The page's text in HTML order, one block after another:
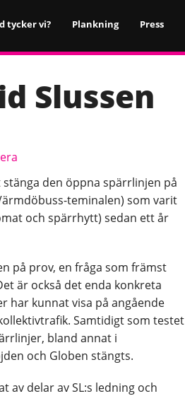
tycker vi? Plankning Press
Slussen
den öppna spärrlinjen på
teminalen) som varit
och spärrhytt) sedan ett år
på prov, en fråga som främst
är också det enda konkreta
har kunnat visa på angående
Samtidigt som testet
bland annat i
och Globen stängts.
av delar av SL:s ledning och